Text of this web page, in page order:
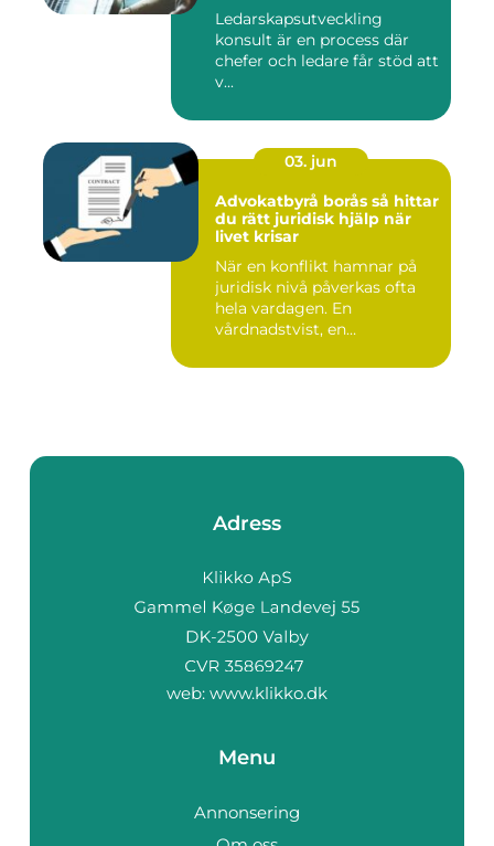
Ledarskapsutveckling
konsult är en process där
chefer och ledare får stöd att
v...
03. jun
Advokatbyrå borås så hittar
du rätt juridisk hjälp när
livet krisar
När en konflikt hamnar på
juridisk nivå påverkas ofta
hela vardagen. En
vårdnadstvist, en
Adress
web: www.klikko.dk
Menu
Annonsering